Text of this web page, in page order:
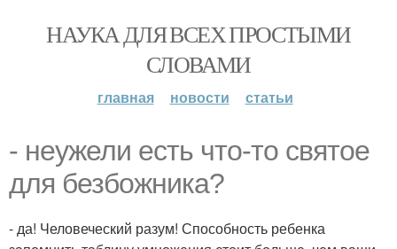
НАУКА ДЛЯ ВСЕХ ПРОСТЫМИ
СЛОВАМИ
главная новости статьи
- неужели есть что-то святое
для безбожника?
- да! Человеческий разум! Способность ребенка